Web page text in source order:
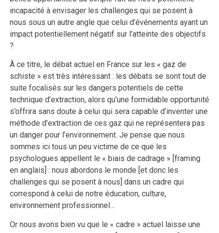
incapacité à envisager les challenges qui se posent à
nous sous un autre angle que celui d’événements ayant un
impact potentiellement négatif sur l’atteinte des objectifs
?
À ce titre, le débat actuel en France sur les « gaz de
schiste » est très intéressant : les débats se sont tout de
suite focalisés sur les dangers potentiels de cette
technique d’extraction, alors qu’une formidable opportunité
s’offrira sans doute à celui qui sera capable d’inventer une
méthode d’extraction de ces gaz qui ne représentera pas
un danger pour l’environnement. Je pense que nous
sommes ici tous un peu victime de ce que les
psychologues appellent le « biais de cadrage » [framing
en anglais] : nous abordons le monde [et donc les
challenges qui se posent à nous] dans un cadre qui
correspond à celui de notre éducation, culture,
environnement professionnel…
Or nous avons bien vu que le « cadre » actuel laisse une